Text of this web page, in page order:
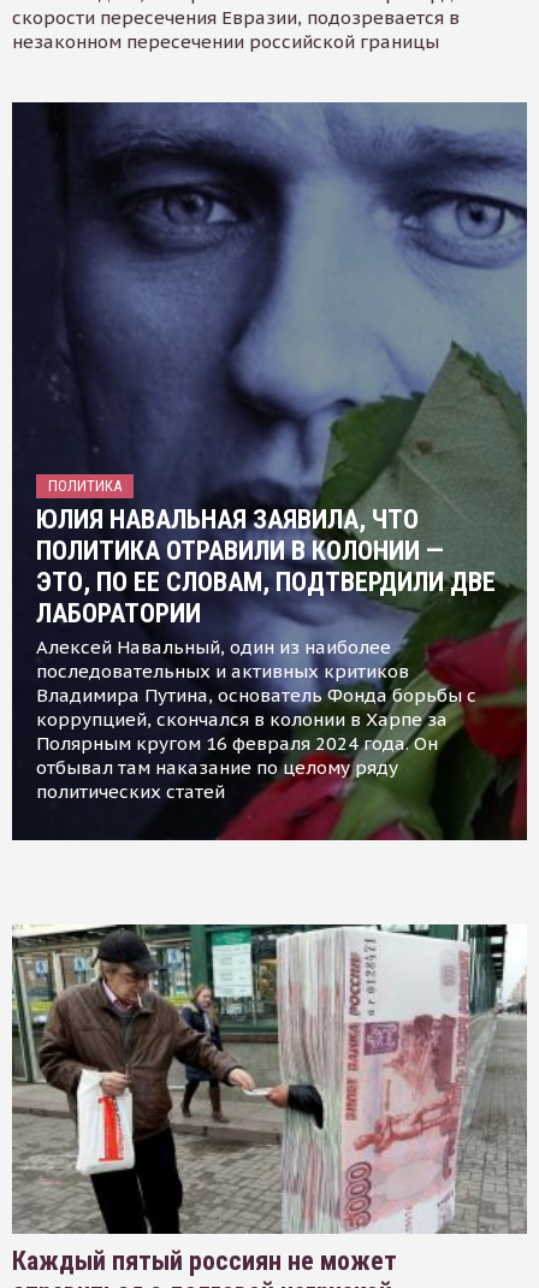
скорости пересечения Евразии, подозревается в
незаконном пересечении российской границы
ПОЛИТИКА
ЮЛИЯ НАВАЛЬНАЯ ЗАЯВИЛА, ЧТО
ПОЛИТИКА ОТРАВИЛИ В КОЛОНИИ —
ЭТО, ПО ЕЕ СЛОВАМ, ПОДТВЕРДИЛИ ДВЕ
ЛАБОРАТОРИИ
Алексей Навальный, один из наиболее
последовательных и активных критиков
Владимира Путина, основатель Фонда борьбы с
коррупцией, скончался в колонии в Харпе за
Полярным кругом 16 февраля 2024 года. Он
отбывал там наказание по целому ряду
политических статей
Каждый пятый россиян не может